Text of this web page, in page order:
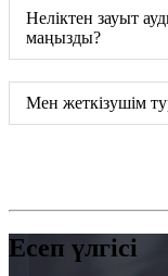
Неліктен зауыт
маңызды?
Мен жеткізушім
Есеп үлгісі